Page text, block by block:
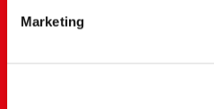
Marketing